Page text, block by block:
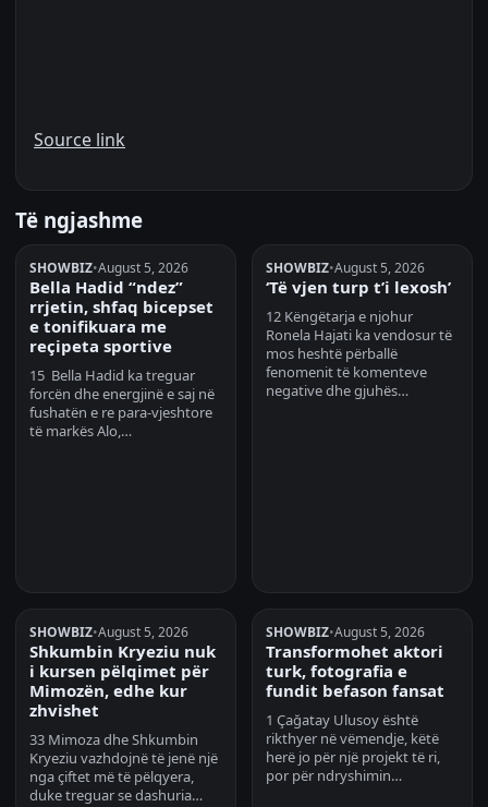
Source link
Të ngjashme
SHOWBIZ•August 5, 2026
Bella Hadid “ndez”
rrjetin, shfaq bicepset
e tonifikuara me
reçipeta sportive
15 Bella Hadid ka treguar
forcën dhe energjinë e saj në
fushatën e re para-vjeshtore
të markës Alo,…
SHOWBIZ•August 5, 2026
‘Të vjen turp t’i lexosh’
12 Këngëtarja e njohur
Ronela Hajati ka vendosur të
mos heshtë përballë
fenomenit të komenteve
negative dhe gjuhës…
SHOWBIZ•August 5, 2026
Shkumbin Kryeziu nuk
i kursen pëlqimet për
Mimozën, edhe kur
zhvishet
33 Mimoza dhe Shkumbin
Kryeziu vazhdojnë të jenë një
nga çiftet më të pëlqyera,
duke treguar se dashuria…
SHOWBIZ•August 5, 2026
Transformohet aktori
turk, fotografia e
fundit befason fansat
1 Çağatay Ulusoy është
rikthyer në vëmendje, këtë
herë jo për një projekt të ri,
por për ndryshimin…